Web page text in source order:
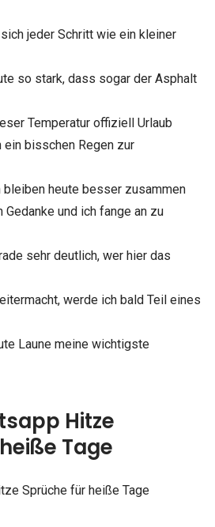
jeder Schritt wie ein kleiner
so stark, dass sogar der Asphalt
Temperatur offiziell Urlaub
ein bisschen Regen zur
bleiben heute besser zusammen
Gedanke und ich fange an zu
sehr deutlich, wer hier das
werde ich bald Teil eines
Laune meine wichtigste
Hitze
Tage